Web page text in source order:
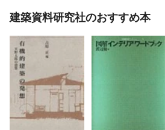
建築資料研究社のおすすめ本